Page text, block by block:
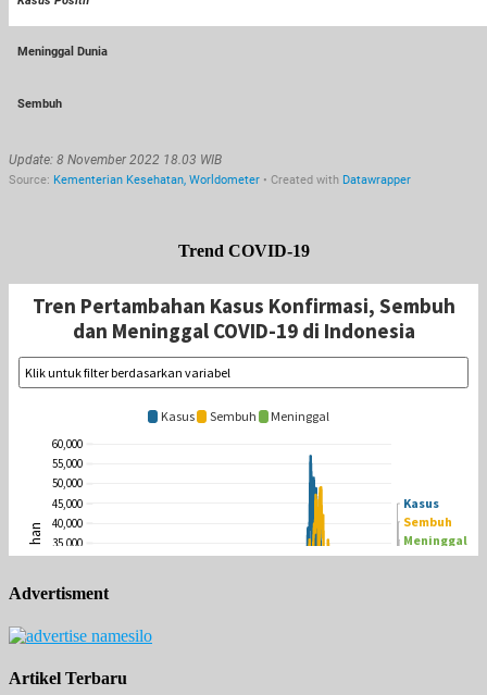
Trend COVID-19
Advertisment
Artikel Terbaru